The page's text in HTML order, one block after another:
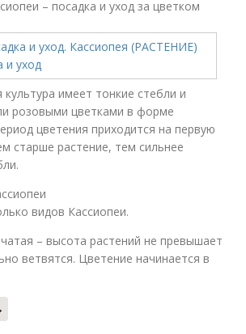
– посадка и уход за цветком
культура имеет тонкие стебли и
розовыми цветками в форме
цветения приходится на первую
старше растение, тем сильнее
видов Кассиопеи.
– высота растений не превышает
ветвятся. Цветение начинается в